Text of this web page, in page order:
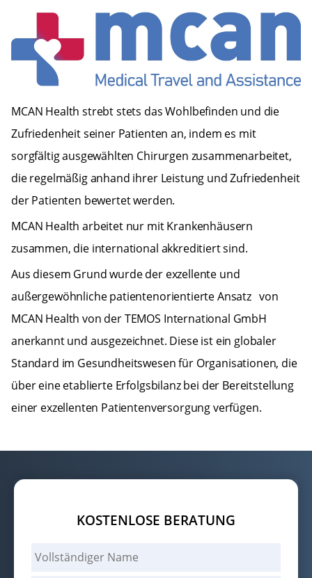
MCAN Health strebt stets das Wohlbefinden und die
Zufriedenheit seiner Patienten an, indem es mit
sorgfältig ausgewählten Chirurgen zusammenarbeitet,
die regelmäßig anhand ihrer Leistung und Zufriedenheit
der Patienten bewertet werden.
MCAN Health arbeitet nur mit Krankenhäusern
zusammen, die international akkreditiert sind.
Aus diesem Grund wurde der exzellente und
außergewöhnliche patientenorientierte Ansatz von
MCAN Health von der TEMOS International GmbH
anerkannt und ausgezeichnet. Diese ist ein globaler
Standard im Gesundheitswesen für Organisationen, die
über eine etablierte Erfolgsbilanz bei der Bereitstellung
einer exzellenten Patientenversorgung verfügen.
KOSTENLOSE BERATUNG